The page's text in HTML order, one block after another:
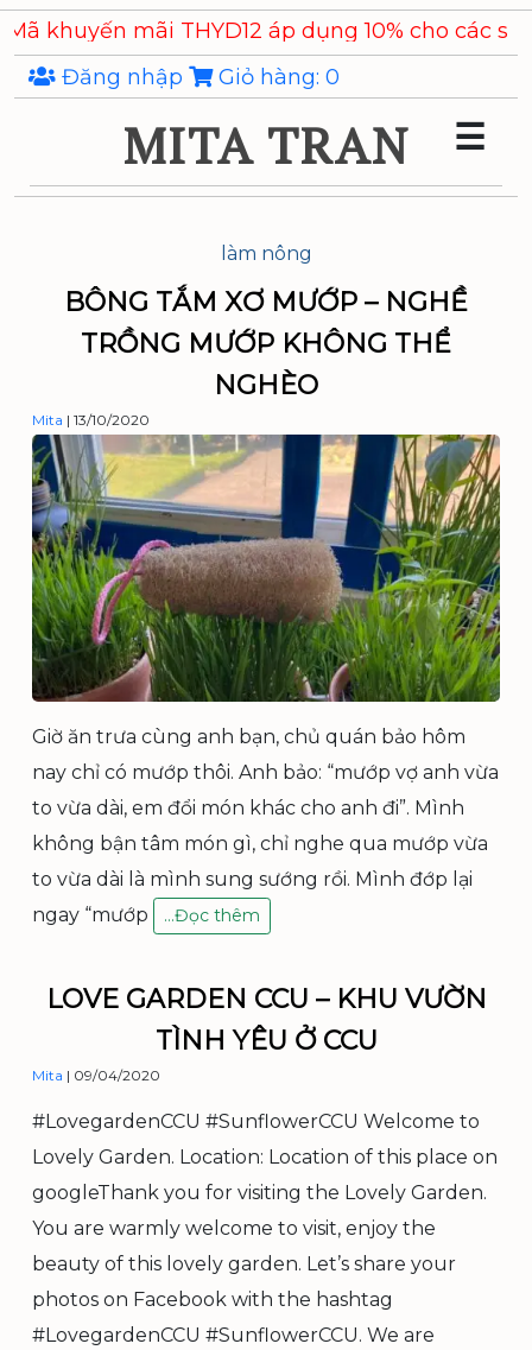
Skip
to
the
content
THYD12 áp dụng 10% cho các sản phẩm
Đăng nhập
Giỏ hàng: 0
MITA TRAN ☰
làm nông
BÔNG TẮM XƠ MƯỚP – NGHỀ
TRỒNG MƯỚP KHÔNG THỂ
NGHÈO
Mita | 13/10/2020
Giờ ăn trưa cùng anh bạn, chủ quán bảo hôm
nay chỉ có mướp thôi. Anh bảo: “mướp vợ anh vừa
to vừa dài, em đổi món khác cho anh đi”. Mình
không bận tâm món gì, chỉ nghe qua mướp vừa
to vừa dài là mình sung sướng rồi. Mình đớp lại
ngay “mướp
…B
Ô
G
T
Ơ
Ư
Ớ
–
N
G
H
Ề
Đọc thêm
LOVE GARDEN CCU – KHU VƯỜN
TÌNH YÊU Ở CCU
Mita | 09/04/2020
#LovegardenCCU #SunflowerCCU Welcome to
Lovely Garden. Location: Location of this place on
googleThank you for visiting the Lovely Garden.
You are warmly welcome to visit, enjoy the
beauty of this lovely garden. Let’s share your
photos on Facebook with the hashtag
#LovegardenCCU #SunflowerCCU. We are